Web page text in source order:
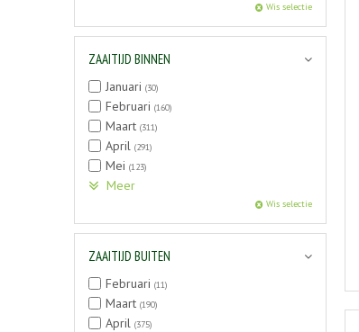
Wis selectie
ZAAITIJD BINNEN
Januari (30)
Februari (160)
Maart (311)
April (291)
Mei (123)
Meer
Wis selectie
ZAAITIJD BUITEN
Februari (11)
Maart (190)
April (375)